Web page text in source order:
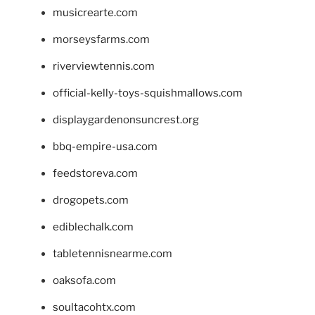
musicrearte.com
morseysfarms.com
riverviewtennis.com
official-kelly-toys-squishmallows.com
displaygardenonsuncrest.org
bbq-empire-usa.com
feedstoreva.com
drogopets.com
ediblechalk.com
tabletennisnearme.com
oaksofa.com
soultacohtx.com